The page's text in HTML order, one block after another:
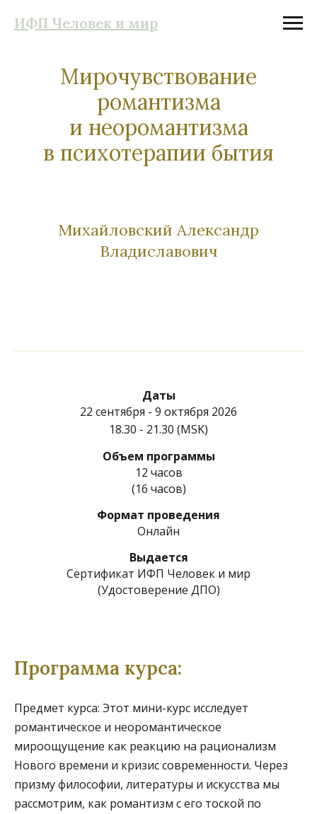
ИФП Человек и мир
Мирочувствование
романтизма
и неоромантизма
в психотерапии бытия
Михайловский Александр
Владиславович
Даты
22 сентября - 9 октября 2026
18.30 - 21.30 (MSK)
Объем программы
12 часов
(16 часов)
Формат проведения
Онлайн
Выдается
Сертификат ИФП Человек и мир
(Удостоверение ДПО)
Программа курса:
Предмет курса: Этот мини-курс исследует
романтическое и неоромантическое
мироощущение как реакцию на рационализм
Нового времени и кризис современности. Через
призму философии, литературы и искусства мы
рассмотрим, как романтизм с его тоской по